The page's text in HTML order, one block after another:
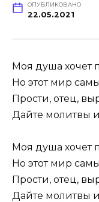
ОПУБЛИКОВАНО
22.05.2021
Моя душа хочет
Но этот мир
Прости, отец,
Дайте молитвы
Моя душа хочет
Но этот мир
Прости, отец,
Дайте молитвы